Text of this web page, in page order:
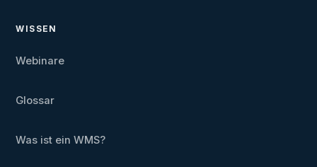
WISSEN
Webinare
Glossar
Was ist ein WMS?